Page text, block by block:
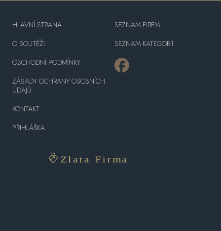
HLAVNÍ STRANA
O SOUTĚŽI
OBCHODNÍ PODMÍNKY
ZÁSADY OCHRANY OSOBNÍCH
ÚDAJŮ
KONTAKT
PŘIHLÁŠKA
SEZNAM FIREM
SEZNAM KATEGORIÍ